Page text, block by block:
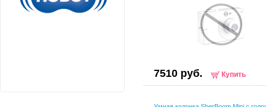
7510 руб. Купить